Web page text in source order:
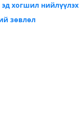
хогшил нийлүүлэх
зөвлөл